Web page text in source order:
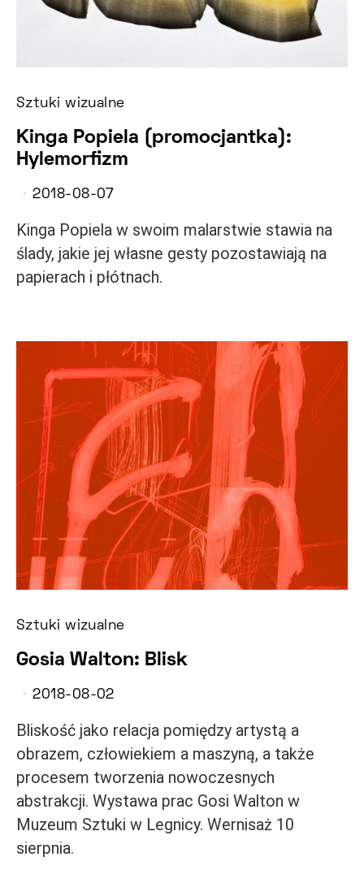
Sztuki wizualne
Kinga Popiela (promocjantka):
Hylemorfizm
2018-08-07
Kinga Popiela w swoim malarstwie stawia na
ślady, jakie jej własne gesty pozostawiają na
papierach i płótnach.
Sztuki wizualne
Gosia Walton: Blisk
2018-08-02
Bliskość jako relacja pomiędzy artystą a
obrazem, człowiekiem a maszyną, a także
procesem tworzenia nowoczesnych
abstrakcji. Wystawa prac Gosi Walton w
Muzeum Sztuki w Legnicy. Wernisaż 10
sierpnia.